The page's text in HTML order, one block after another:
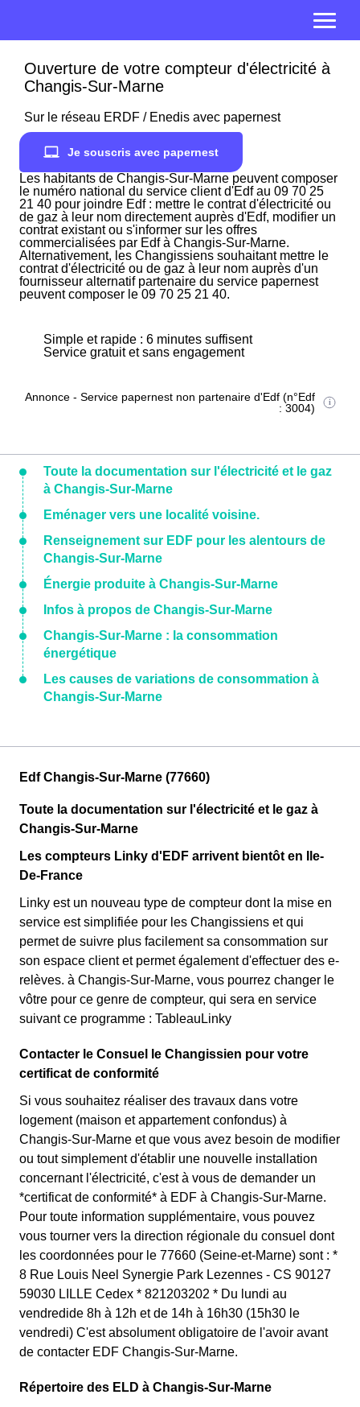
Ouverture de votre compteur d'électricité à
Changis-Sur-Marne
Sur le réseau ERDF / Enedis avec papernest
Je souscris avec papernest
Les habitants de Changis-Sur-Marne peuvent composer
le numéro national du service client d'Edf au 09 70 25
21 40 pour joindre Edf : mettre le contrat d'électricité ou
de gaz à leur nom directement auprès d'Edf, modifier un
contrat existant ou s'informer sur les offres
commercialisées par Edf à Changis-Sur-Marne.
Alternativement, les Changissiens souhaitant mettre le
contrat d'électricité ou de gaz à leur nom auprès d'un
fournisseur alternatif partenaire du service papernest
peuvent composer le 09 70 25 21 40.
Simple et rapide : 6 minutes suffisent
Service gratuit et sans engagement
Annonce - Service papernest non partenaire d'Edf (n°Edf
: 3004)
Toute la documentation sur l'électricité et le gaz
à Changis-Sur-Marne
Eménager vers une localité voisine.
Renseignement sur EDF pour les alentours de
Changis-Sur-Marne
Énergie produite à Changis-Sur-Marne
Infos à propos de Changis-Sur-Marne
Changis-Sur-Marne : la consommation
énergétique
Les causes de variations de consommation à
Changis-Sur-Marne
Edf Changis-Sur-Marne (77660)
Toute la documentation sur l'électricité et le gaz à
Changis-Sur-Marne
Les compteurs Linky d'EDF arrivent bientôt en Ile-
De-France
Linky est un nouveau type de compteur dont la mise en
service est simplifiée pour les Changissiens et qui
permet de suivre plus facilement sa consommation sur
son espace client et permet également d'effectuer des e-
relèves. à Changis-Sur-Marne, vous pourrez changer le
vôtre pour ce genre de compteur, qui sera en service
suivant ce programme : TableauLinky
Contacter le Consuel le Changissien pour votre
certificat de conformité
Si vous souhaitez réaliser des travaux dans votre
logement (maison et appartement confondus) à
Changis-Sur-Marne et que vous avez besoin de modifier
ou tout simplement d'établir une nouvelle installation
concernant l'électricité, c'est à vous de demander un
*certificat de conformité* à EDF à Changis-Sur-Marne.
Pour toute information supplémentaire, vous pouvez
vous tourner vers la direction régionale du consuel dont
les coordonnées pour le 77660 (Seine-et-Marne) sont : *
8 Rue Louis Neel Synergie Park Lezennes - CS 90127
59030 LILLE Cedex * 821203202 * Du lundi au
vendredide 8h à 12h et de 14h à 16h30 (15h30 le
vendredi) C'est absolument obligatoire de l'avoir avant
de contacter EDF Changis-Sur-Marne.
Répertoire des ELD à Changis-Sur-Marne